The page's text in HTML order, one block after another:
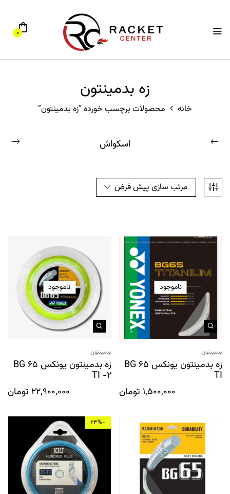
0
زه بدمینتون
خانه محصولات برچسب خورده “زه بدمینتون”
اسکواش
مرتب سازی پیش فرض
ناموجود
بدمینتون
زه بدمینتون یونکس BG 65
TI
1,500,000 تومان
ناموجود
بدمینتون
زه بدمینتون یونکس BG 65
TI -2
22,900,000 تومان
-23%